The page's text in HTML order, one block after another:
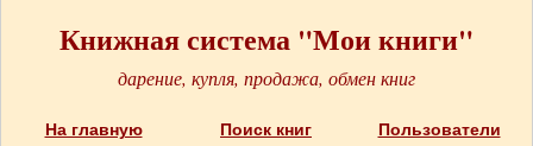
Книжная система "Мои книги"
дарение, купля, продажа, обмен книг
На главную Поиск книг
Пользователи